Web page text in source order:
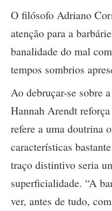
O filósofo Adriano
atenção para a
banalidade do mal
tempos sombrios
Ao debruçar-se sobre
Hannah Arendt
refere a uma doutrina
características
traço distintivo seria
superficialidade. “A
ver, antes de tudo,